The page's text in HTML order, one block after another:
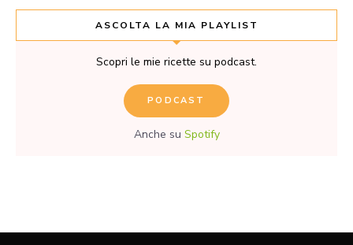
ASCOLTA LA MIA PLAYLIST
Scopri le mie ricette su podcast.
PODCAST
Anche su Spotify